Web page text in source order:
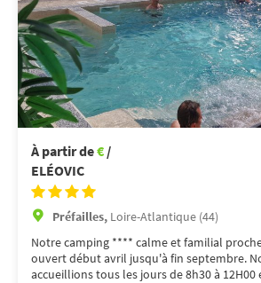
À partir de€ /
ELÉOVIC
Préfailles, Loire-Atlantique (44)
Notre camping **** calme et familial
ouvert début avril jusqu'à fin septembre.
accueillions tous les jours de 8h30 à 12H00